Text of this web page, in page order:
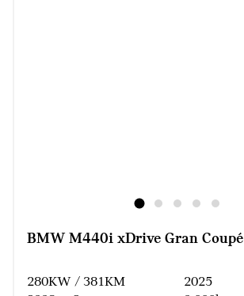
BMW M440i xDrive Gran Coupé
280KW / 381KM
2025